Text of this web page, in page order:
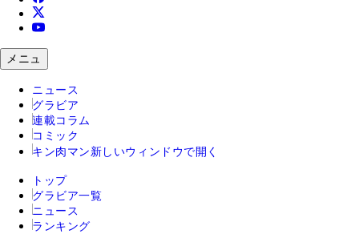
メニュ
ニュース
グラビア
連載コラム
コミック
キン肉マン 新しいウィンドウで開く
トップ
グラビア一覧
ニュース
ランキング